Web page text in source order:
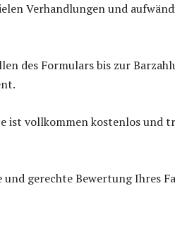
Verhandlungen und
des Formulars bis zur
ist vollkommen kostenlos und
gerechte Bewertung Ihres